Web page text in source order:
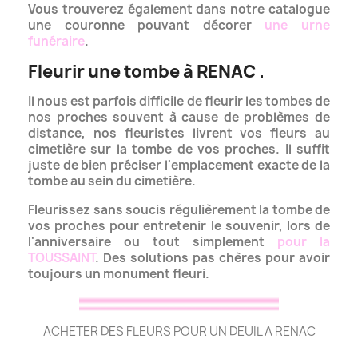
Vous trouverez également dans notre catalogue
une couronne pouvant décorer une urne
funéraire.
Fleurir une tombe à RENAC .
Il nous est parfois difficile de fleurir les tombes de
nos proches souvent à cause de problèmes de
distance, nos fleuristes livrent vos fleurs au
cimetière sur la tombe de vos proches. Il suffit
juste de bien préciser l'emplacement exacte de la
tombe au sein du cimetière.
Fleurissez sans soucis régulièrement la tombe de
vos proches pour entretenir le souvenir, lors de
l'anniversaire ou tout simplement pour la
TOUSSAINT. Des solutions pas chères pour avoir
toujours un monument fleuri.
ACHETER DES FLEURS POUR UN DEUIL A RENAC